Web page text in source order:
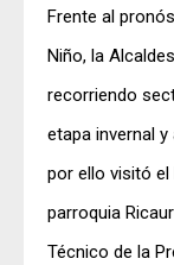
Frente al
Niño, la
recorriendo
etapa invernal
por ello visitó el
parroquia
Técnico de la